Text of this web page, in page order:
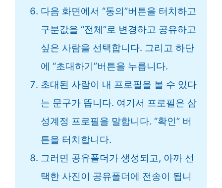
다음 화면에서 “동의”버튼을 터치하고
구분값을 “전체”로 변경하고 공유하고
싶은 사람을 선택합니다. 그리고 하단
에 “초대하기”버튼을 누릅니다.
초대된 사람이 내 프로필을 볼 수 있다
는 문구가 뜹니다. 여기서 프로필은 삼
성계정 프로필을 말합니다. “확인” 버
튼을 터치합니다.
그러면 공유폴더가 생성되고, 아까 선
택한 사진이 공유폴더에 전송이 됩니